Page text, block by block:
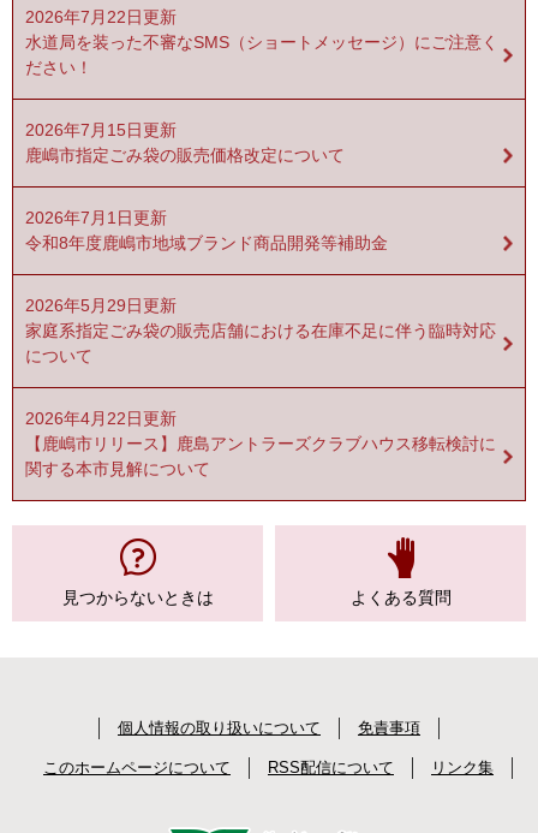
2026年7月22日更新
水道局を装った不審なSMS（ショートメッセージ）にご注意く
ださい！
2026年7月15日更新
鹿嶋市指定ごみ袋の販売価格改定について
2026年7月1日更新
令和8年度鹿嶋市地域ブランド商品開発等補助金
2026年5月29日更新
家庭系指定ごみ袋の販売店舗における在庫不足に伴う臨時対応
について
2026年4月22日更新
【鹿嶋市リリース】鹿島アントラーズクラブハウス移転検討に
関する本市見解について
見つからないときは よくある質問
個人情報の取り扱いについて 免責事項
このホームページについて RSS配信について リンク集